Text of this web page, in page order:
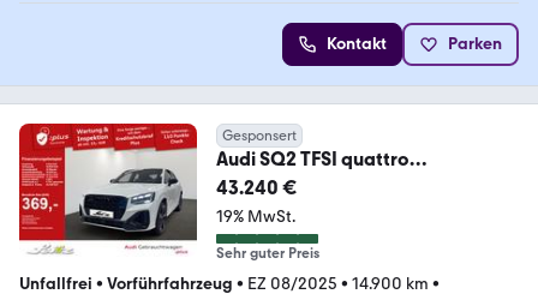
Kontakt Parken
Gesponsert
Audi SQ2 TFSI quattro
*AHK*SONOS*NAVI*KAMERA*
43.240 €
19% MwSt.
Sehr guter Preis
Unfallfrei • Vorführfahrzeug • EZ 08/2025 • 14.900 km •